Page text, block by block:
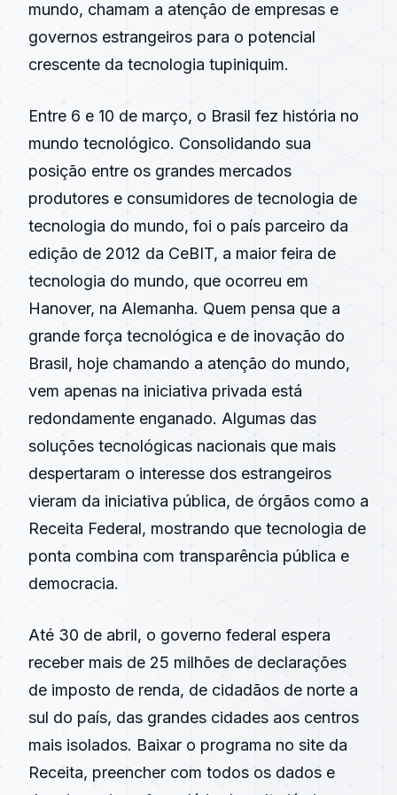
mundo, chamam a atenção de empresas e
governos estrangeiros para o potencial
crescente da tecnologia tupiniquim.
Entre 6 e 10 de março, o Brasil fez história no
mundo tecnológico. Consolidando sua
posição entre os grandes mercados
produtores e consumidores de tecnologia de
tecnologia do mundo, foi o país parceiro da
edição de 2012 da CeBIT, a maior feira de
tecnologia do mundo, que ocorreu em
Hanover, na Alemanha. Quem pensa que a
grande força tecnológica e de inovação do
Brasil, hoje chamando a atenção do mundo,
vem apenas na iniciativa privada está
redondamente enganado. Algumas das
soluções tecnológicas nacionais que mais
despertaram o interesse dos estrangeiros
vieram da iniciativa pública, de órgãos como a
Receita Federal, mostrando que tecnologia de
ponta combina com transparência pública e
democracia.
Até 30 de abril, o governo federal espera
receber mais de 25 milhões de declarações
de imposto de renda, de cidadãos de norte a
sul do país, das grandes cidades aos centros
mais isolados. Baixar o programa no site da
Receita, preencher com todos os dados e